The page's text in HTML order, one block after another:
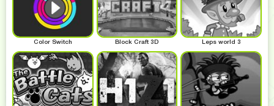
Color Switch Block Craft 3D Leps world 3